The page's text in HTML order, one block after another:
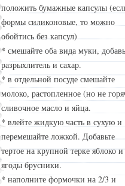
положить бумажные капсулы
формы силиконовые, то можно
обойтись без капсул)
* смешайте оба вида муки,
разрыхлитель и сахар.
* в отдельной посуде смешайте
молоко, растопленное (но не
сливочное масло и яйца.
* влейте жидкую часть в сухую и
перемешайте ложкой. Добавьте
тертое на крупной терке яблоко и
ягоды брусники.
* наполните формочки на 2/3 и